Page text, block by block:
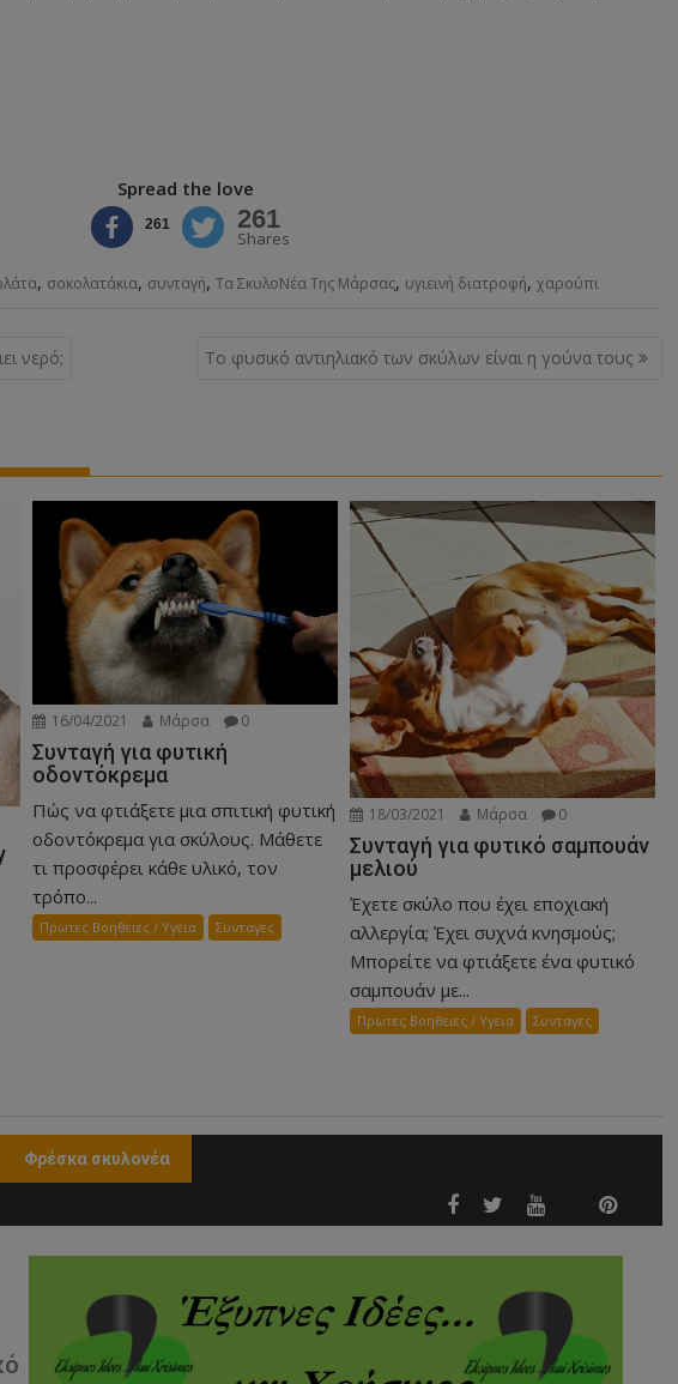
Spread the love
261 261
Shares
, σοκολατάκια, συνταγή, Τα ΣκυλοΝέα Της Μάρσας, υγιεινή διατροφή, χαρούπι
νερό; Το φυσικό αντιηλιακό των σκύλων είναι η γούνα τους
16/04/2021 Μάρσα 0
Συνταγή για φυτική
οδοντόκρεμα
Πώς να φτιάξετε μια σπιτική φυτική
οδοντόκρεμα για σκύλους. Μάθετε
τι προσφέρει κάθε υλικό, τον
τρόπο...
Πρωτες Βοηθειες / Υγεια Συνταγες
18/03/2021 Μάρσα 0
Συνταγή για φυτικό σαμπουάν
μελιού
Έχετε σκύλο που έχει εποχιακή
αλλεργία; Έχει συχνά κνησμούς;
Μπορείτε να φτιάξετε ένα φυτικό
σαμπουάν με...
Πρωτες Βοηθειες / Υγεια Συνταγες